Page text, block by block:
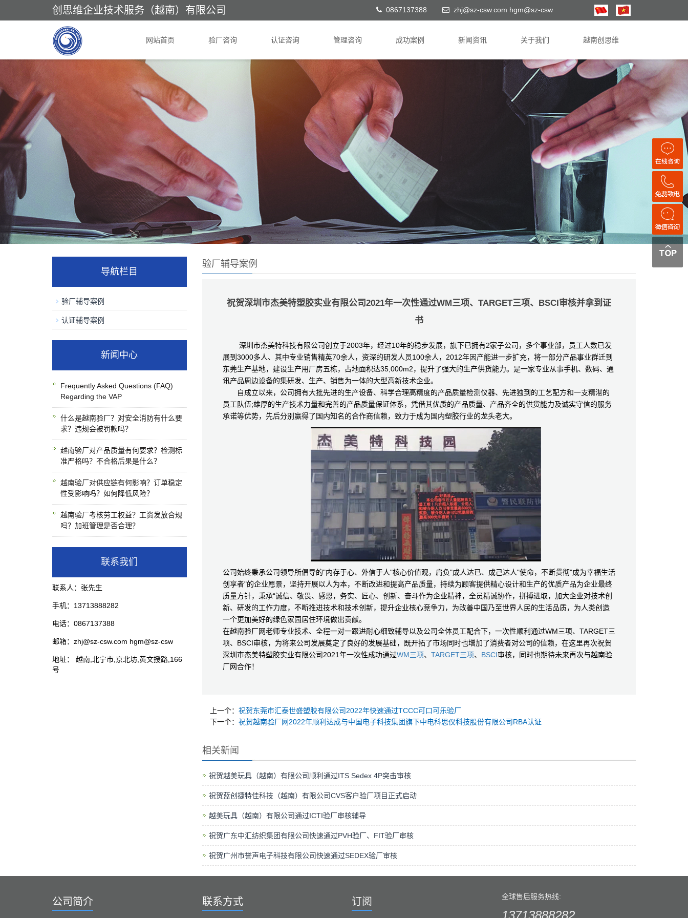
创思维企业技术服务（越南）有限公司 0867137388 zhj@sz-csw.com hgm@sz-csw
网站首页 验厂咨询 认证咨询 管理咨询 成功案例 新闻资讯 关于我们 越南创思维
验厂辅导案例
祝贺深圳市杰美特塑胶实业有限公司2021年一次性通过WM三项、TARGET三项、BSCI审核并拿到证
书
深圳市杰美特科技有限公司创立于2003年，经过10年的稳步发展，旗下已拥有2家子公司，多个事业部，员工人数已发
展到3000多人、其中专业销售精英70余人，资深的研发人员100余人，2012年因产能进一步扩充，将一部分产品事业群迁到
东莞生产基地，建设生产用厂房五栋，占地面积达35,000m2，提升了强大的生产供货能力。是一家专业从事手机、数码、通
讯产品周边设备的集研发、生产、销售为一体的大型高新技术企业。
自成立以来，公司拥有大批先进的生产设备、科学合理高精度的产品质量检测仪器、先进独到的工艺配方和一支精湛的
员工队伍;雄厚的生产技术力量和完善的产品质量保证体系，凭借其优质的产品质量、产品齐全的供货能力及诚实守信的服务
承诺等优势，先后分别赢得了国内知名的合作商信赖，致力于成为国内塑胶行业的龙头老大。
公司始终秉承公司领导所倡导的"内存于心、外信于人"核心价值观，肩负"成人达已、成己达人"使命，不断贯彻"成为幸福生活
创享者"的企业愿景，坚持开展以人为本，不断改进和提高产品质量，持续为顾客提供精心设计和生产的优质产品为企业最终
质量方针，秉承“诚信、敬畏、感恩，务实、匠心、创新、奋斗作为企业精神，全员精诚协作，拼搏进取，加大企业对技术创
新、研发的工作力度，不断推进技术和技术创新，提升企业核心竞争力，为改善中国乃至世界人民的生活品质，为人类创造
一个更加美好的绿色家园居住环境做出贡献。
在越南验厂网老师专业技术、全程一对一跟进耐心细致辅导以及公司全体员工配合下，一次性顺利通过WM三项、TARGET三
项、BSCI审核，为将来公司发展奠定了良好的发展基础，既开拓了市场同时也增加了消费者对公司的信赖，在这里再次祝贺
深圳市杰美特塑胶实业有限公司2021年一次性成功通过WM三项、 TARGET三项、 BSCI审核，同时也期待未来再次与越南验
厂网合作！
上一个： 祝贺东莞市汇泰世盛塑胶有限公司2022年快速通过TCCC可口可乐验厂
下一个： 祝贺越南验厂网2022年顺利达成与中国电子科技集团旗下中电科思仪科技股份有限公司RBA认证
相关新闻
祝贺越美玩具（越南）有限公司顺利通过ITS Sedex 4P突击审核
祝贺蓝创捷特佳科技（越南）有限公司CVS客户验厂项目正式启动
越美玩具（越南）有限公司通过ICTI验厂审核辅导
祝贺广东中汇纺织集团有限公司快速通过PVH验厂、FIT验厂审核
祝贺广州市誉声电子科技有限公司快速通过SEDEX验厂审核
导航栏目
验厂辅导案例
认证辅导案例
新闻中心
Frequently Asked Questions (FAQ)
Regarding the VAP
什么是越南验厂？对安全消防有什么要
求？违规会被罚款吗？
越南验厂对产品质量有何要求？检测标
准严格吗？不合格后果是什么？
越南验厂对供应链有何影响？订单稳定
性受影响吗？如何降低风险？
越南验厂考核劳工权益？工资发放合规
吗？加班管理是否合理？
联系我们
联系人：张先生
手机：13713888282
电话：0867137388
邮箱：zhj@sz-csw.com hgm@sz-csw
地址： 越南,北宁市,京北坊,黄文授路,166
号
公司简介 联系方式 订阅 全球售后服务热线:
13713888282